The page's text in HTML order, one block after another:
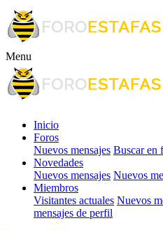
Menu
Inicio
Foros
Nuevos mensajes Buscar en
Novedades
Nuevos mensajes Nuevos
Miembros
Visitantes actuales Nuevos
mensajes de perfil